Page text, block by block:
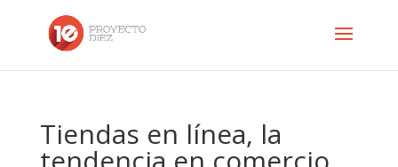
Tiendas en línea, la